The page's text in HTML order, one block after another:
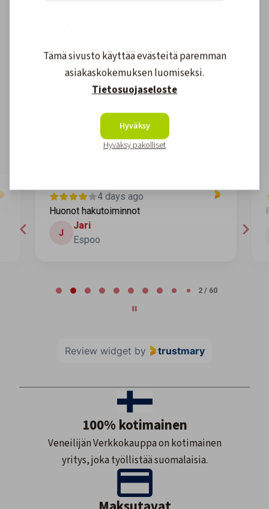
Asiakkaidemme kokemuksia
Kirjoita arvostelu
4 days ago
Huonot hakutoiminnot
J
Jari
Espoo
2 / 60
Review widget by trustmary
100% kotimainen
Veneilijän Verkkokauppa on kotimainen
yritys, joka työllistää suomalaisia.
Tämä sivusto käyttää evästeitä paremman
asiakaskokemuksen luomiseksi.
Tietosuojaseloste
Hyväksy
Hyväksy pakolliset